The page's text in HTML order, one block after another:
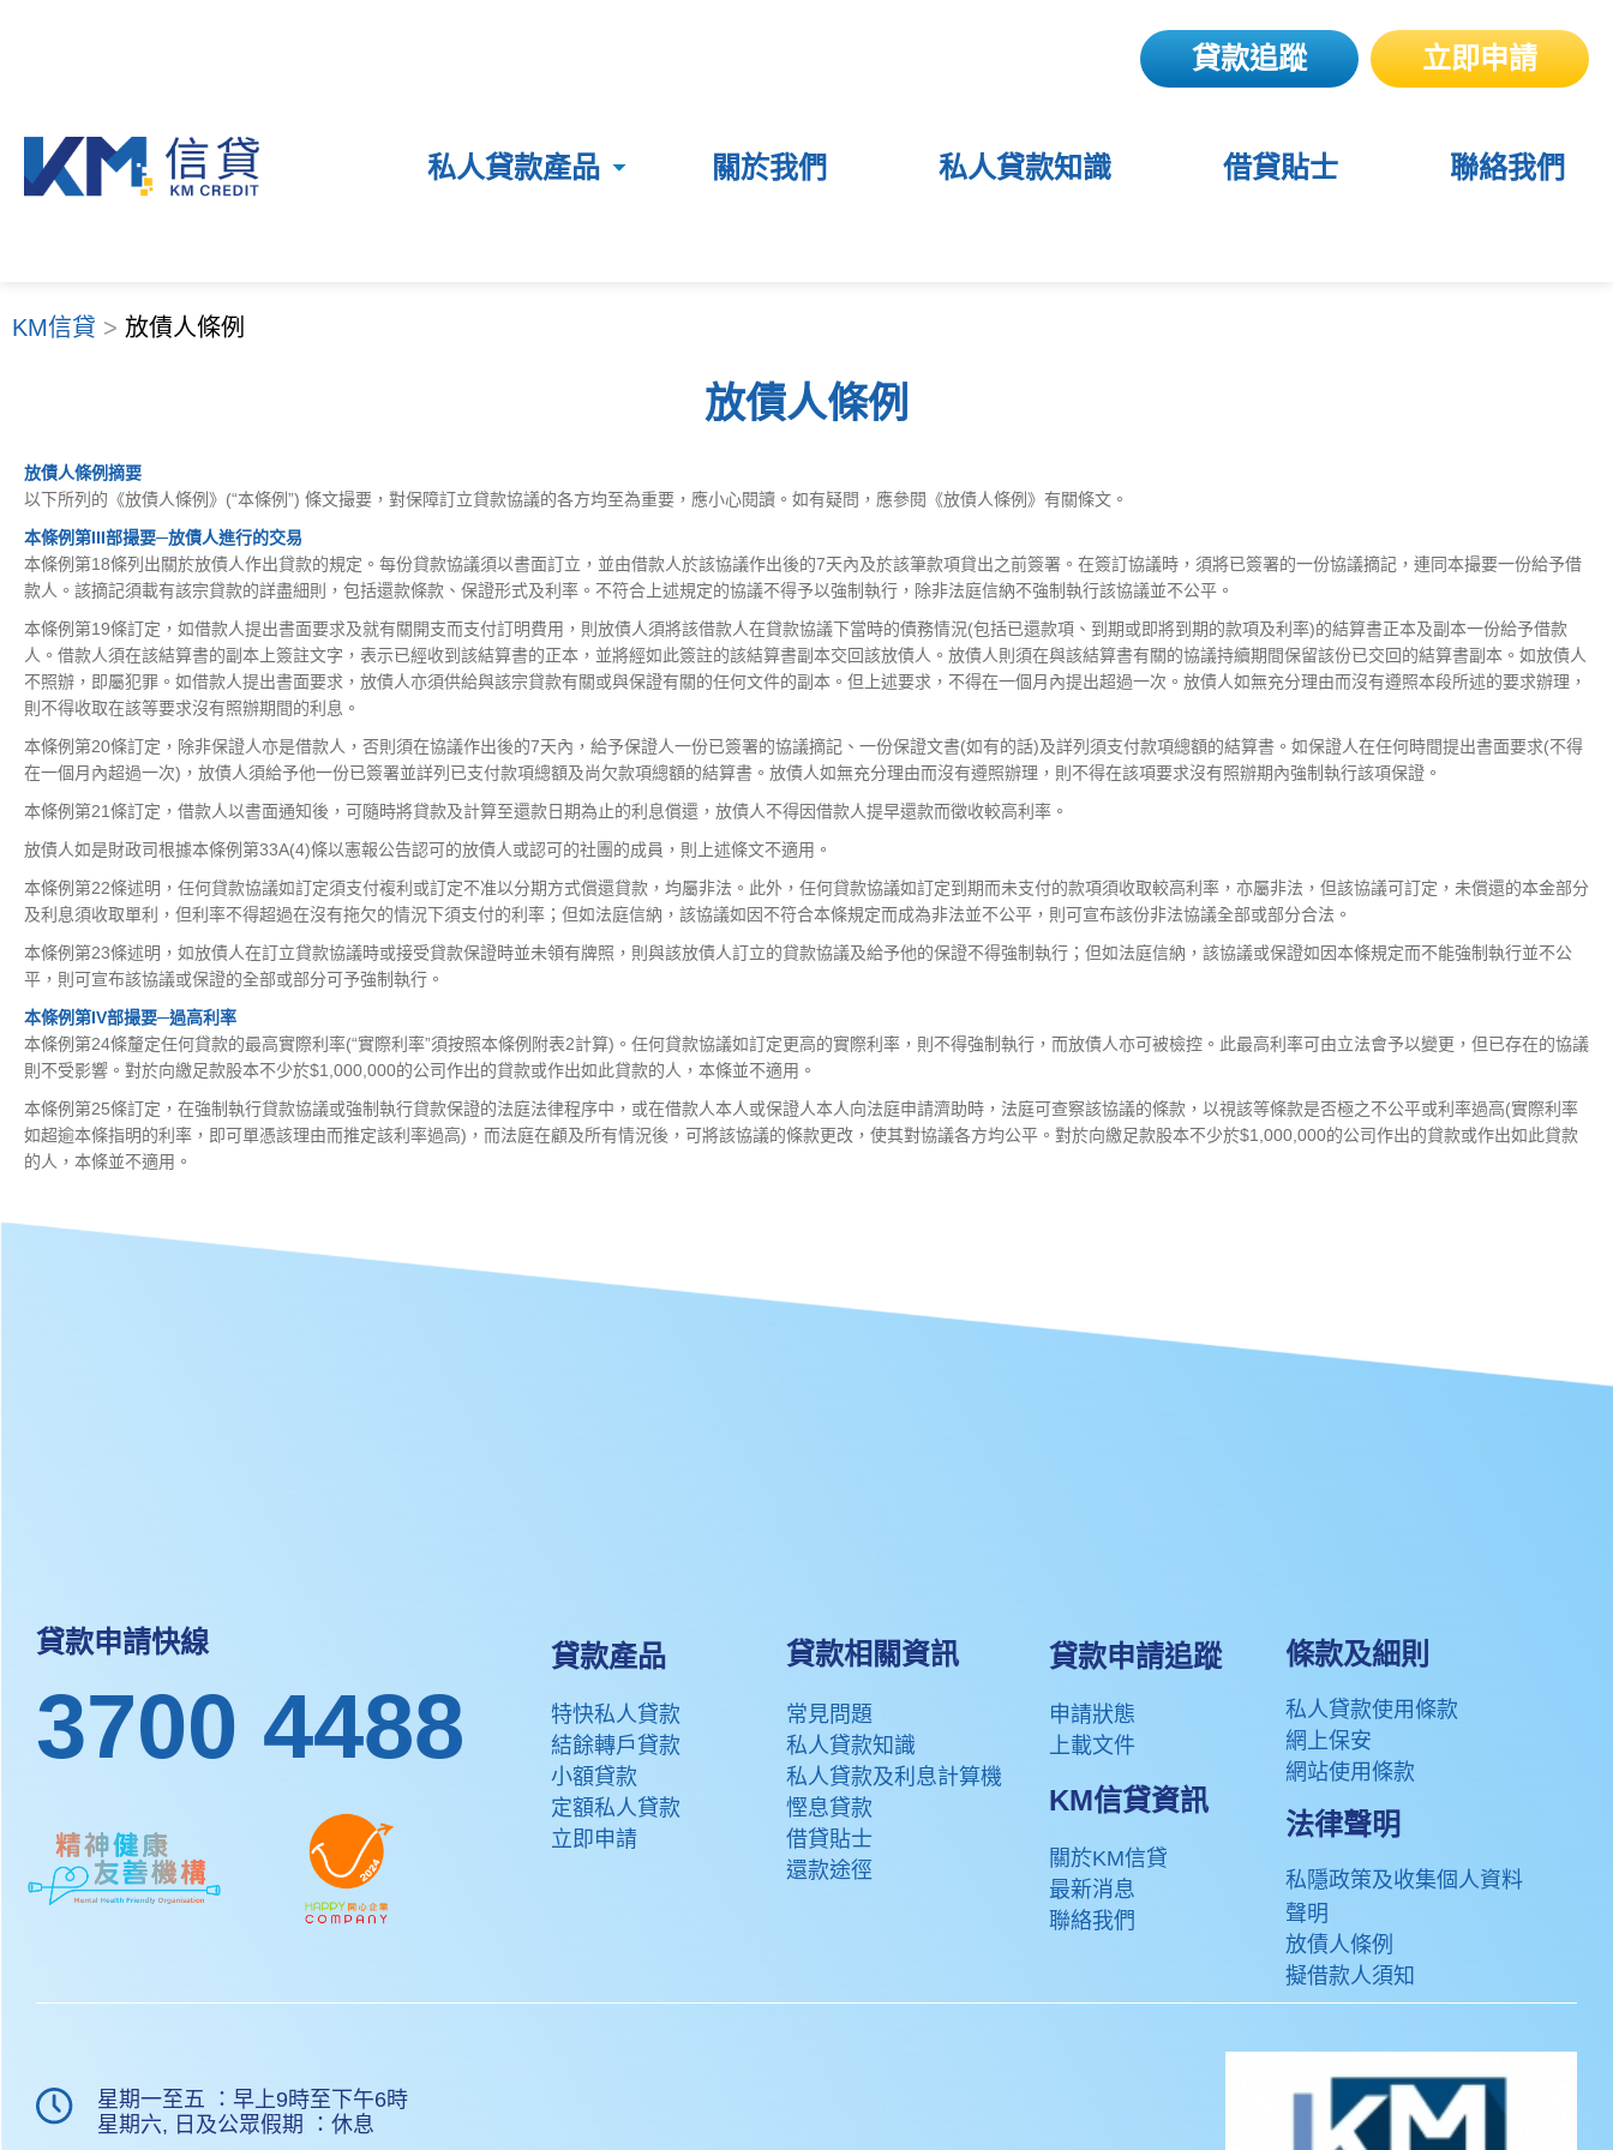
貸款追蹤 立即申請
私人貸款產品 關於我們 私人貸款知識 借貸貼士 聯絡我們
KM信貸 > 放債人條例
放債人條例
放債人條例摘要
以下所列的《放債人條例》(“本條例”) 條文撮要，對保障訂立貸款協議的各方均至為重要，應小心閱讀。如有疑問，應參閱《放債人條例》有關條文。
本條例第III部撮要─放債人進行的交易
本條例第18條列出關於放債人作出貸款的規定。每份貸款協議須以書面訂立，並由借款人於該協議作出後的7天內及於該筆款項貸出之前簽署。在簽訂協議時，須將已簽署的一份協議摘記，連同本撮要一份給予借
款人。該摘記須載有該宗貸款的詳盡細則，包括還款條款、保證形式及利率。不符合上述規定的協議不得予以強制執行，除非法庭信納不強制執行該協議並不公平。
本條例第19條訂定，如借款人提出書面要求及就有關開支而支付訂明費用，則放債人須將該借款人在貸款協議下當時的債務情況(包括已還款項、到期或即將到期的款項及利率)的結算書正本及副本一份給予借款
人。借款人須在該結算書的副本上簽註文字，表示已經收到該結算書的正本，並將經如此簽註的該結算書副本交回該放債人。放債人則須在與該結算書有關的協議持續期間保留該份已交回的結算書副本。如放債人
不照辦，即屬犯罪。如借款人提出書面要求，放債人亦須供給與該宗貸款有關或與保證有關的任何文件的副本。但上述要求，不得在一個月內提出超過一次。放債人如無充分理由而沒有遵照本段所述的要求辦理，
則不得收取在該等要求沒有照辦期間的利息。
本條例第20條訂定，除非保證人亦是借款人，否則須在協議作出後的7天內，給予保證人一份已簽署的協議摘記、一份保證文書(如有的話)及詳列須支付款項總額的結算書。如保證人在任何時間提出書面要求(不得
在一個月內超過一次)，放債人須給予他一份已簽署並詳列已支付款項總額及尚欠款項總額的結算書。放債人如無充分理由而沒有遵照辦理，則不得在該項要求沒有照辦期內強制執行該項保證。
本條例第21條訂定，借款人以書面通知後，可隨時將貸款及計算至還款日期為止的利息償還，放債人不得因借款人提早還款而徵收較高利率。
放債人如是財政司根據本條例第33A(4)條以憲報公告認可的放債人或認可的社團的成員，則上述條文不適用。
本條例第22條述明，任何貸款協議如訂定須支付複利或訂定不准以分期方式償還貸款，均屬非法。此外，任何貸款協議如訂定到期而未支付的款項須收取較高利率，亦屬非法，但該協議可訂定，未償還的本金部分
及利息須收取單利，但利率不得超過在沒有拖欠的情況下須支付的利率；但如法庭信納，該協議如因不符合本條規定而成為非法並不公平，則可宣布該份非法協議全部或部分合法。
本條例第23條述明，如放債人在訂立貸款協議時或接受貸款保證時並未領有牌照，則與該放債人訂立的貸款協議及給予他的保證不得強制執行；但如法庭信納，該協議或保證如因本條規定而不能強制執行並不公
平，則可宣布該協議或保證的全部或部分可予強制執行。
本條例第IV部撮要─過高利率
本條例第24條釐定任何貸款的最高實際利率(“實際利率”須按照本條例附表2計算)。任何貸款協議如訂定更高的實際利率，則不得強制執行，而放債人亦可被檢控。此最高利率可由立法會予以變更，但已存在的協議
則不受影響。對於向繳足款股本不少於$1,000,000的公司作出的貸款或作出如此貸款的人，本條並不適用。
本條例第25條訂定，在強制執行貸款協議或強制執行貸款保證的法庭法律程序中，或在借款人本人或保證人本人向法庭申請濟助時，法庭可查察該協議的條款，以視該等條款是否極之不公平或利率過高(實際利率
如超逾本條指明的利率，即可單憑該理由而推定該利率過高)，而法庭在顧及所有情況後，可將該協議的條款更改，使其對協議各方均公平。對於向繳足款股本不少於$1,000,000的公司作出的貸款或作出如此貸款
的人，本條並不適用。
貸款申請快線
3700 4488
貸款產品
特快私人貸款
結餘轉戶貸款
小額貸款
定額私人貸款
立即申請
貸款相關資訊
常見問題
私人貸款知識
私人貸款及利息計算機
慳息貸款
借貸貼士
還款途徑
貸款申請追蹤​
申請狀態
上載文件
KM信貸資訊
關於KM信貸
最新消息
聯絡我們
條款及細則
私人貸款使用條款
網上保安
網站使用條款
法律聲明
私隱政策及收集個人資料
聲明
放債人條例
擬借款人須知
星期一至五 ：早上9時至下午6時
星期六, 日及公眾假期 ：休息